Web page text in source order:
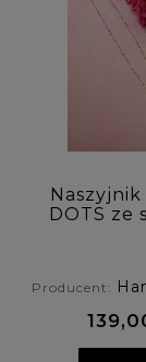
Dla kogo:
Rodzaj
Symbolika /
Naszyjnik
DOTS ze
Producent: